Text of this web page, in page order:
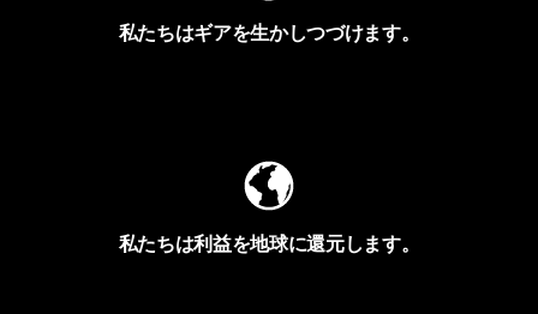
私たちはギアを生かしつづけます。
私たちは利益を地球に還元します。